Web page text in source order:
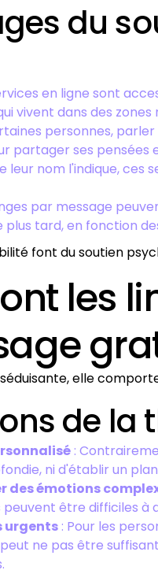
du
en ligne sont
vivent dans des
personnes,
partager ses pensées
leur nom l'indique, ces
par message
tard, en fonction
font du soutien
les
elle
de la
:
ni d'établir un
des émotions
être difficiles à
urgents : Pour les
ne pas être